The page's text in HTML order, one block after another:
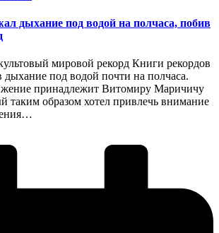
дыхание под водой на полчаса, побив
мировой рекорд Книги рекордов
дыхание под водой почти на полчаса.
принадлежит Витомиру Маричичу
таким образом хотел привлечь внимание